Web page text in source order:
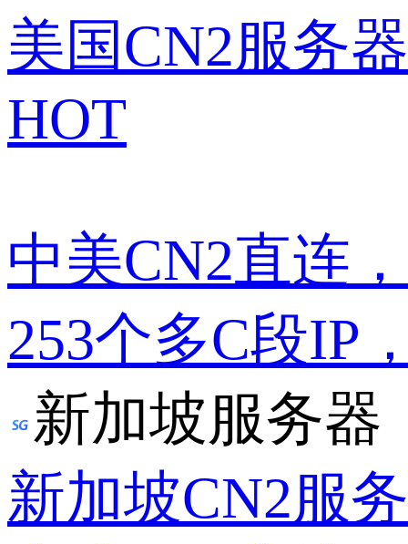
美国CN2服务器
HOT
中美CN2直连
253个多C段IP
新加坡服务器
新加坡CN2服